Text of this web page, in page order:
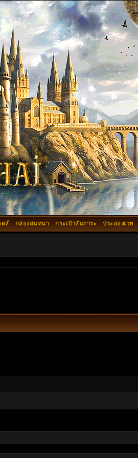
ประลองเวท
กระเป๋าสัมภาระ
กล่องสนทนา
ตส์